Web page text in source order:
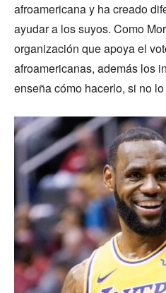
afroamericana y ha creado
ayudar a los suyos. Como
organización que apoya el
afroamericanas, además los
enseña cómo hacerlo, si no